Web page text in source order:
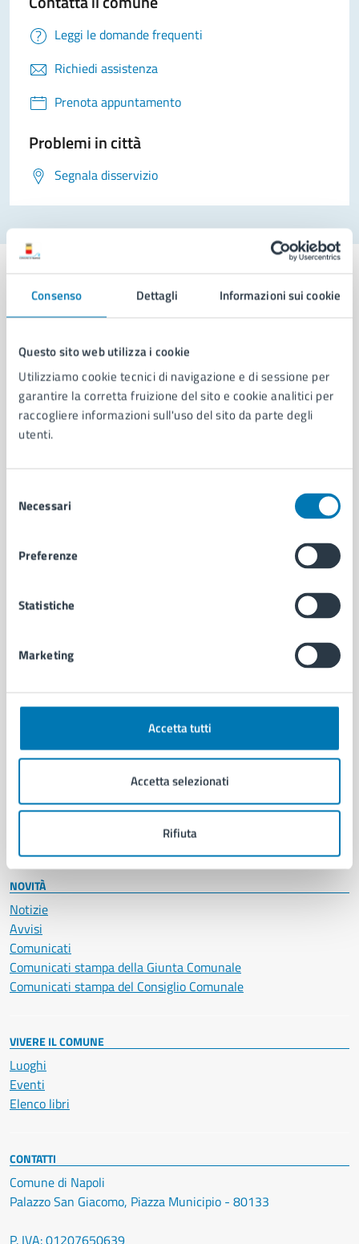
Consenso Dettagli Informazioni sui cookie
Questo sito web utilizza i cookie
Utilizziamo cookie tecnici di navigazione e di sessione per
garantire la corretta fruizione del sito e cookie analitici per
raccogliere informazioni sull'uso del sito da parte degli
utenti.
delNecessari
Preferenze
Statistiche
Marketing
Accetta tutti
Accetta selezionati
Rifiuta
Leggi le domande frequenti
Richiedi assistenza
Prenota appuntamento
Problemi in città
Segnala disservizio
AMMINISTRAZIONE
Aree amministrative
Organi di governo
Municipalità
Politici
Intranet, posta aziendale e protocollo
CATEGORIE DI SERVIZIO
Anagrafe e stato civile
Giustizia e sicurezza pubblica
Salute, benessere e assistenza
Servizi Cimiteriali
NOVITÀ
Notizie
Avvisi
Comunicati
Comunicati stampa della Giunta Comunale
Comunicati stampa del Consiglio Comunale
VIVERE IL COMUNE
Luoghi
Eventi
Elenco libri
CONTATTI
Comune di Napoli
Palazzo San Giacomo, Piazza Municipio - 80133